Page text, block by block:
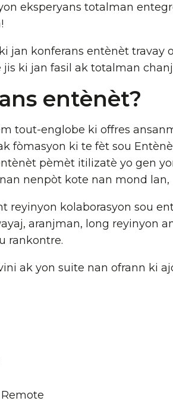
eksperyans totalman
jan konferans entènèt travay
jis ki jan fasil ak totalman
entènèt?
tout-englobe ki offres
fòmasyon ki te fèt sou
pèmèt itilizatè yo gen
nenpòt kote nan mond lan,
reyinyon kolaborasyon sou
aranjman, long reyinyon
rankontre.
ak yon suite nan ofrann ki